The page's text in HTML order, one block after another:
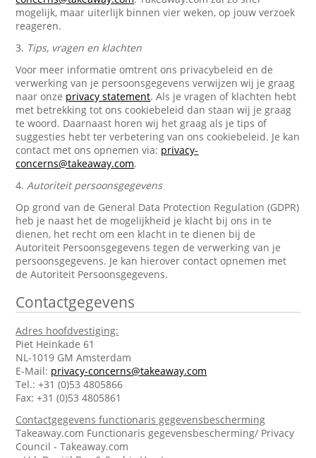
mogelijk, maar uiterlijk binnen vier weken, op jouw verzoek
reageren.
3. Tips, vragen en klachten
Voor meer informatie omtrent ons privacybeleid en de
verwerking van je persoonsgegevens verwijzen wij je graag
naar onze privacy statement. Als je vragen of klachten hebt
met betrekking tot ons cookiebeleid dan staan wij je graag
te woord. Daarnaast horen wij het graag als je tips of
suggesties hebt ter verbetering van ons cookiebeleid. Je kan
contact met ons opnemen via: privacy-
concerns@takeaway.com.
4.Autoriteit persoonsgegevens
Op grond van de General Data Protection Regulation (GDPR)
heb je naast het de mogelijkheid je klacht bij ons in te
dienen, het recht om een klacht in te dienen bij de
Autoriteit Persoonsgegevens tegen de verwerking van je
persoonsgegevens. Je kan hierover contact opnemen met
de Autoriteit Persoonsgegevens.
Contactgegevens
Adres hoofdvestiging:
Piet Heinkade 61
NL-1019 GM Amsterdam
E-Mail: privacy-concerns@takeaway.com
Tel.: +31 (0)53 4805866
Fax: +31 (0)53 4805861
Contactgegevens functionaris gegevensbescherming
Takeaway.com Functionaris gegevensbescherming/ Privacy
Council - Takeaway.com